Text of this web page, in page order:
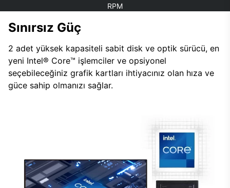
RPM
Sınırsız Güç
2 adet yüksek kapasiteli sabit disk ve optik sürücü, en
yeni Intel® Core™ işlemciler ve opsiyonel
seçebileceğiniz grafik kartları ihtiyacınız olan hıza ve
güce sahip olmanızı sağlar.